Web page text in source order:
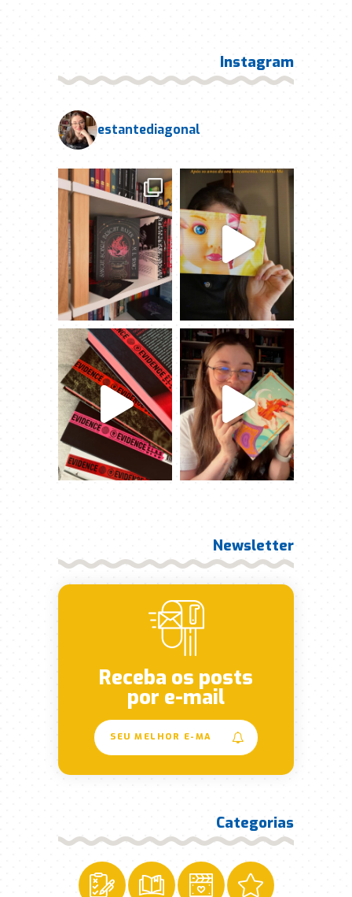
Instagram
estantediagonal
Newsletter
Receba os posts
por e-mail
Categorias